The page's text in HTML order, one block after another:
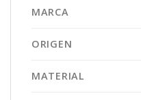
MARCA
ORIGEN
MATERIAL